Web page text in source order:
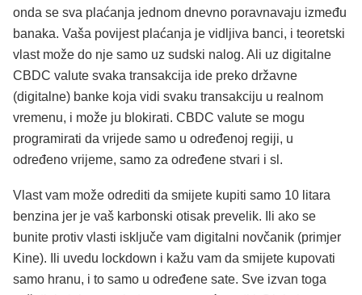
onda se sva plaćanja jednom dnevno poravnavaju između
banaka. Vaša povijest plaćanja je vidljiva banci, i teoretski
vlast može do nje samo uz sudski nalog. Ali uz digitalne
CBDC valute svaka transakcija ide preko državne
(digitalne) banke koja vidi svaku transakciju u realnom
vremenu, i može ju blokirati. CBDC valute se mogu
programirati da vrijede samo u određenoj regiji, u
određeno vrijeme, samo za određene stvari i sl.
Vlast vam može odrediti da smijete kupiti samo 10 litara
benzina jer je vaš karbonski otisak prevelik. Ili ako se
bunite protiv vlasti isključe vam digitalni novčanik (primjer
Kine). Ili uvedu lockdown i kažu vam da smijete kupovati
samo hranu, i to samo u određene sate. Sve izvan toga